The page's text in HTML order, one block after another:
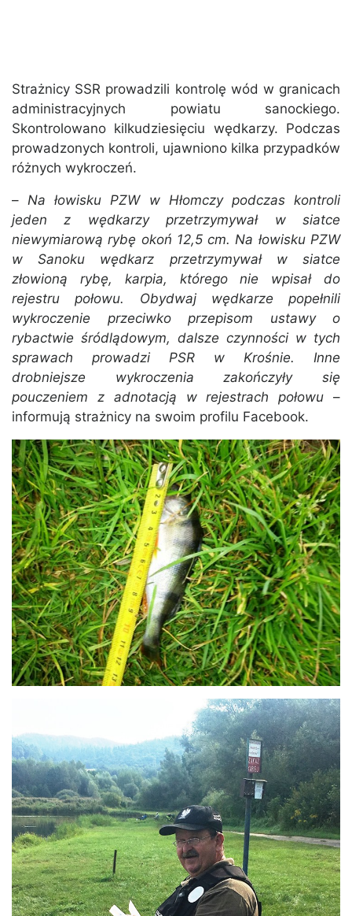
Strażnicy SSR prowadzili kontrolę wód w granicach
administracyjnych powiatu sanockiego.
Skontrolowano kilkudziesięciu wędkarzy. Podczas
prowadzonych kontroli, ujawniono kilka przypadków
różnych wykroczeń.
–Na łowisku PZW w Hłomczy podczas kontroli
jeden z wędkarzy przetrzymywał w siatce
niewymiarową rybę okoń 12,5 cm. Na łowisku PZW
w Sanoku wędkarz przetrzymywał w siatce
złowioną rybę, karpia, którego nie wpisał do
rejestru połowu. Obydwaj wędkarze popełnili
wykroczenie przeciwko przepisom ustawy o
rybactwie śródlądowym, dalsze czynności w tych
sprawach prowadzi PSR w Krośnie. Inne
drobniejsze wykroczenia zakończyły się
pouczeniem z adnotacją w rejestrach połowu –
informują strażnicy na swoim profilu Facebook.